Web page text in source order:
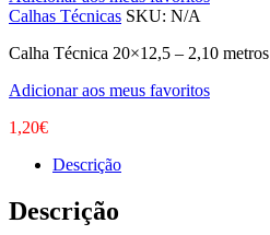
Calhas Técnicas SKU: N/A
Calha Técnica 20×12,5 – 2,10 metros
Adicionar aos meus favoritos
1,20€
Descrição
Descrição